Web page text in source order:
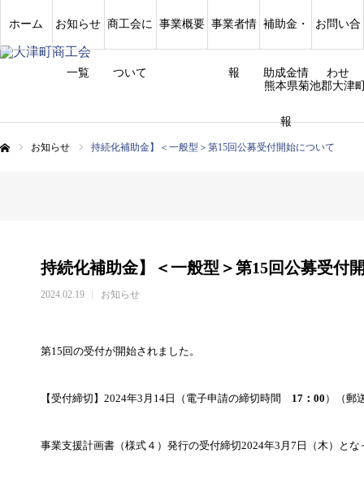
熊本県菊池郡大津
ホーム お知らせ
一覧
商工会に
ついて
事業概要 事業者情
報
補助金・
助成金情
報
お問い合
わせ
お知らせ 持続化補助金】＜一般型＞第15回公募受付開始について
持続化補助金】＜一般型＞第15回公募受付
2024.02.19 お知らせ
第15回の受付が開始されました。
【受付締切】2024年3月14日（電子申請の締切時間 17：00 ）（郵
事業支援計画書（様式４）発行の受付締切2024年3月7日（木）と